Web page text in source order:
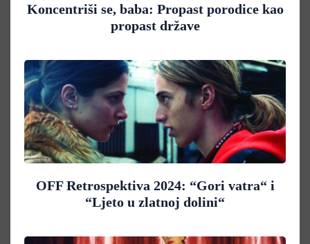
Koncentriši se, baba: Propast porodice kao
propast države
OFF Retrospektiva 2024: “Gori vatra“ i
“Ljeto u zlatnoj dolini“